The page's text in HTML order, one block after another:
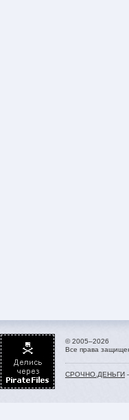
© 2005–2026
Все права
СРОЧНО.ДЕНЬГИ